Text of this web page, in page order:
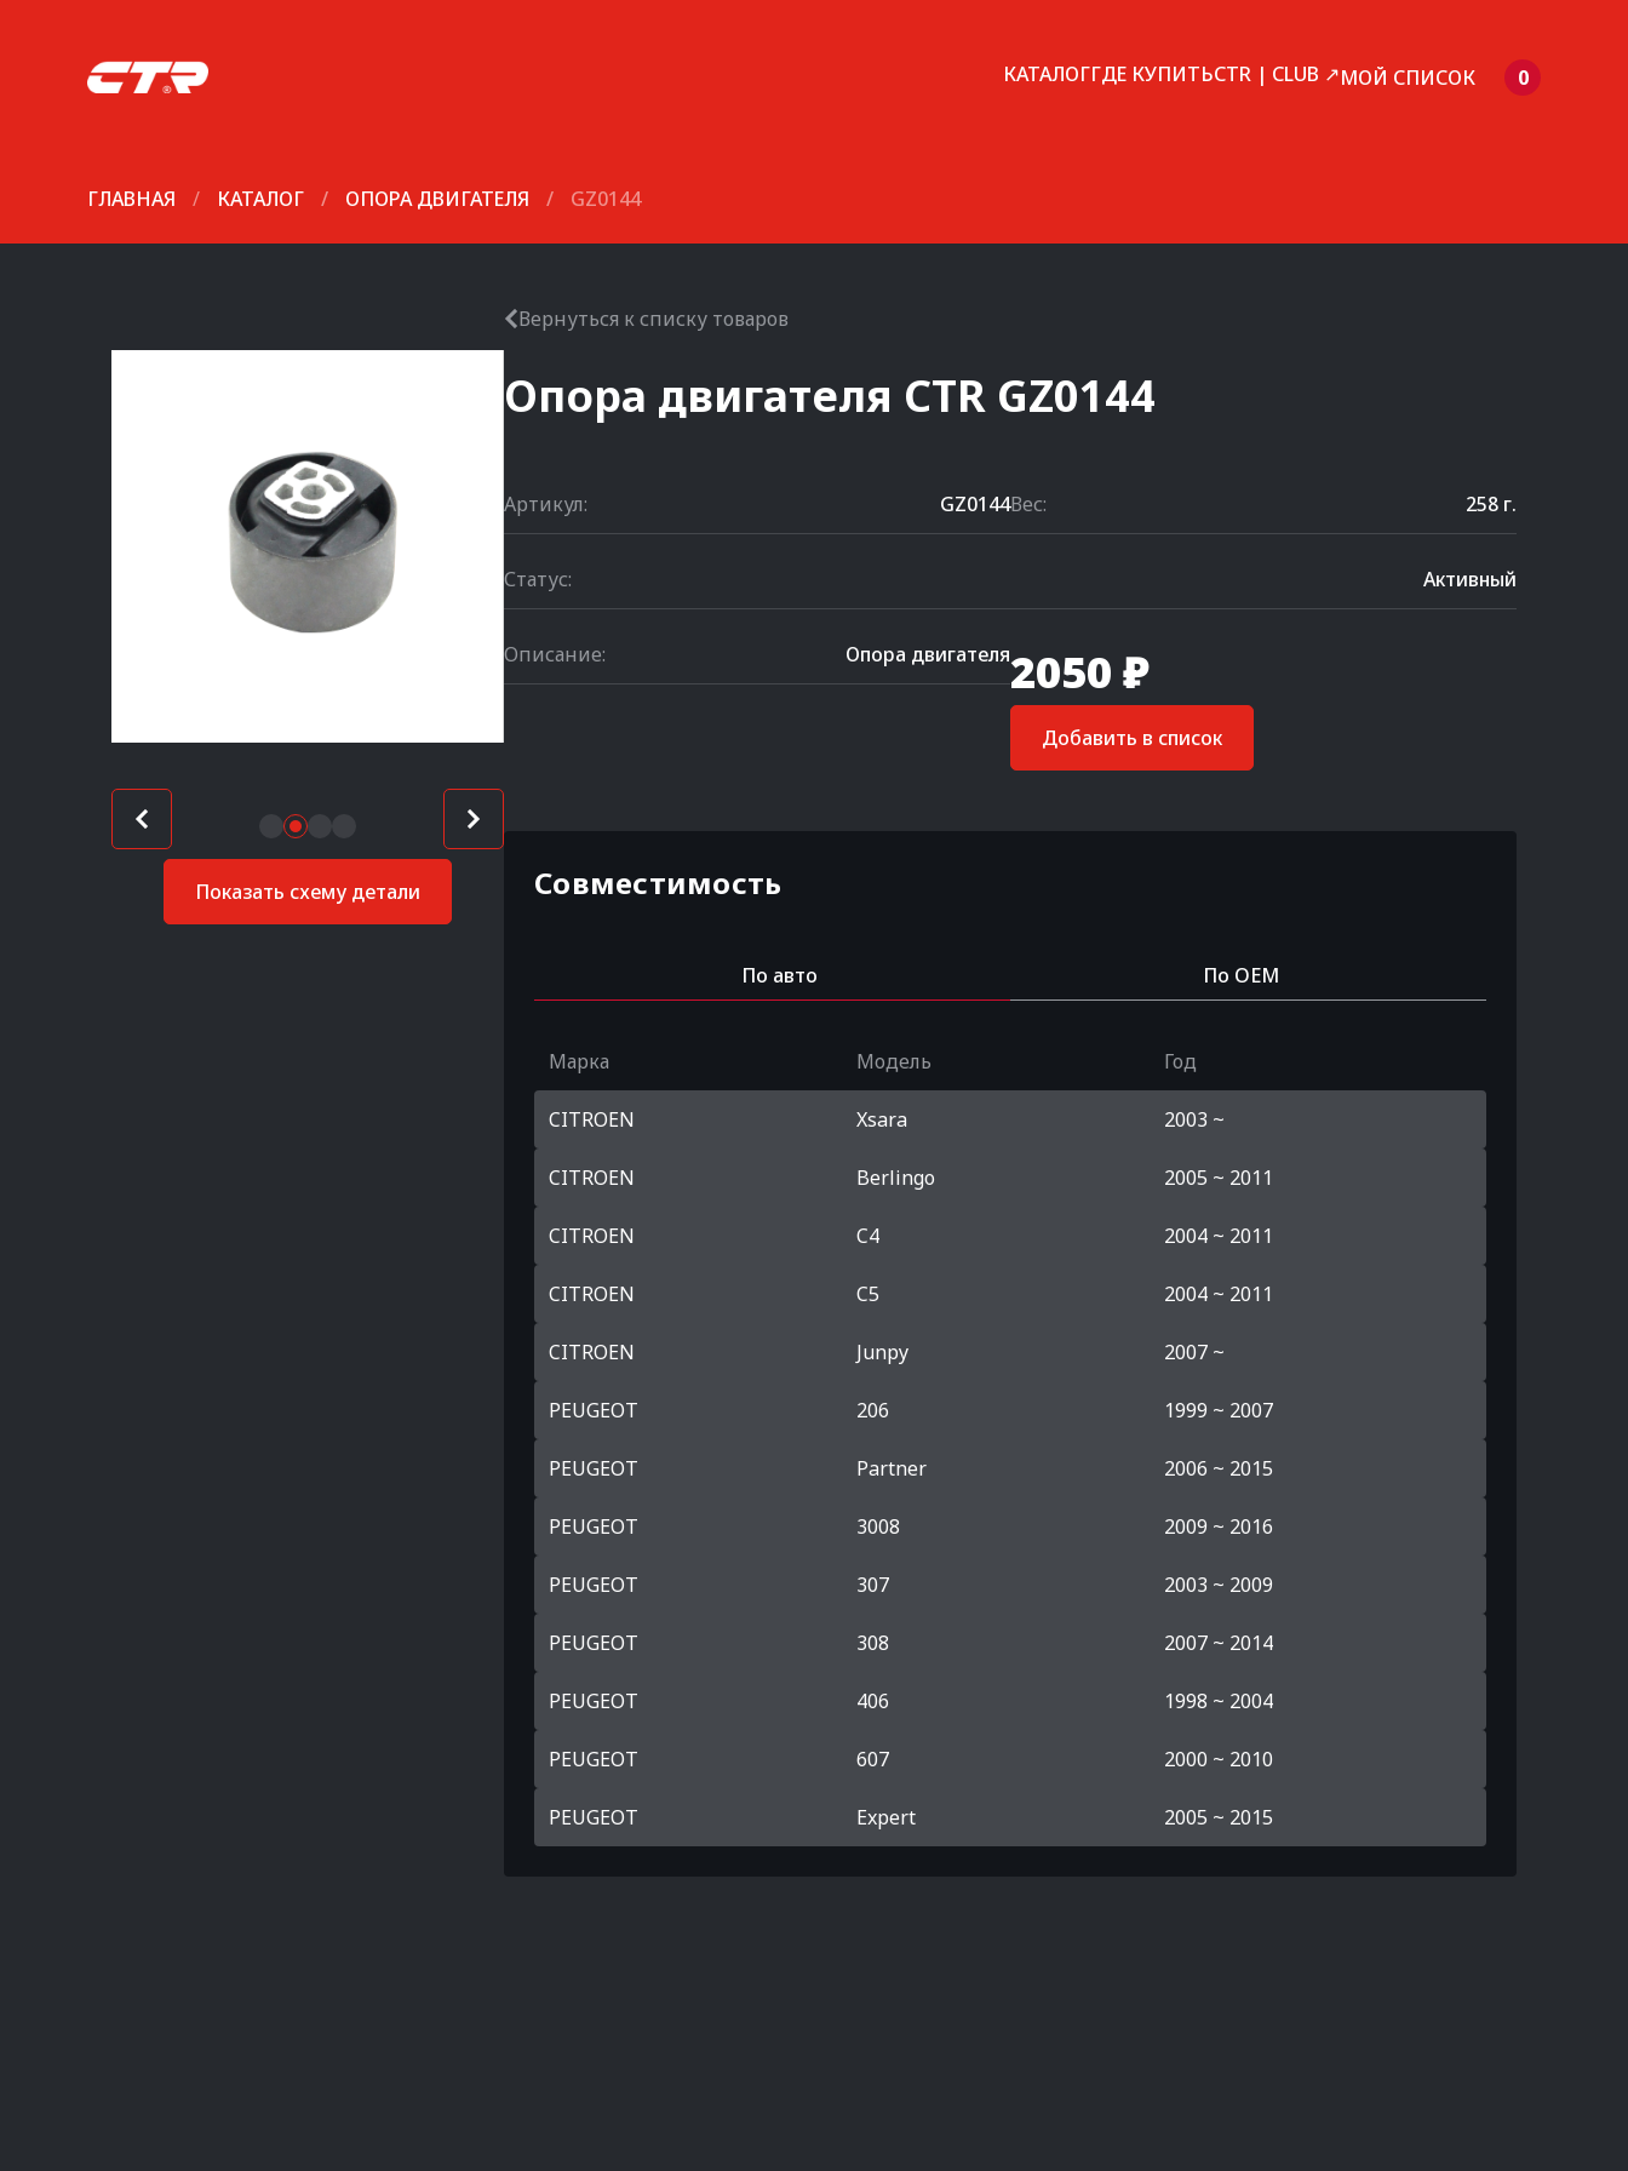
КАТАЛОГГДЕ КУПИТЬCTR | CLUB ↗МОЙ СПИСОК 0
ГЛАВНАЯ / КАТАЛОГ / ОПОРА ДВИГАТЕЛЯ / GZ0144
Показать схему детали
Вернуться к списку товаров
Опора двигателя CTR GZ0144
Артикул: GZ0144Вес: 258 г.
Статус: Активный
Описание: Опора двигателя2050 ₽
Добавить в список
Совместимость
По авто По OEM
Марка Модель Год
CITROEN Xsara 2003 ~
CITROEN Berlingo 2005 ~ 2011
CITROEN C4 2004 ~ 2011
CITROEN C5 2004 ~ 2011
CITROEN Junpy 2007 ~
PEUGEOT 206 1999 ~ 2007
PEUGEOT Partner 2006 ~ 2015
PEUGEOT 3008 2009 ~ 2016
PEUGEOT 307 2003 ~ 2009
PEUGEOT 308 2007 ~ 2014
PEUGEOT 406 1998 ~ 2004
PEUGEOT 607 2000 ~ 2010
PEUGEOT Expert 2005 ~ 2015